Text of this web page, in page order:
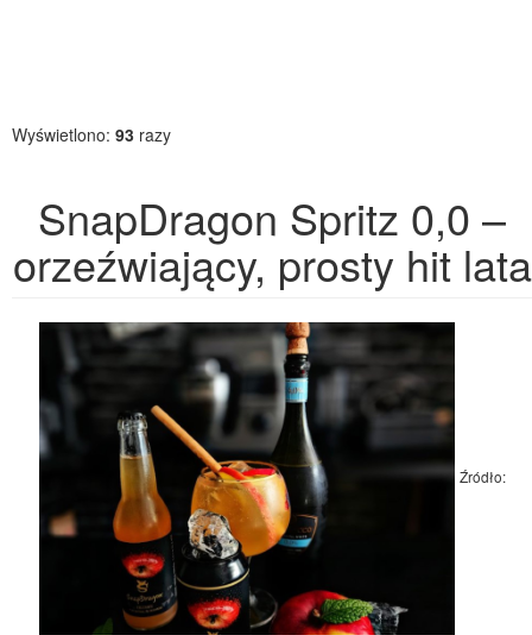
Wyświetlono: 93 razy
SnapDragon Spritz 0,0 –
orzeźwiający, prosty hit lata
Źródło: